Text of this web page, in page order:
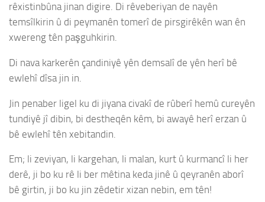
rêxistinbûna jinan digire. Di rêveberiyan de nayên
temsîlkirin û di peymanên tomerî de pirsgirêkên wan ên
xwereng tên paşguhkirin.
Di nava karkerên çandiniyê yên demsalî de yên herî bê
ewlehî dîsa jin in.
Jin penaber ligel ku di jiyana civakî de rûberî hemû cureyên
tundiyê jî dibin, bi destheqên kêm, bi awayê herî erzan û
bê ewlehî tên xebitandin.
Em; li zeviyan, li kargehan, li malan, kurt û kurmancî li her
derê, ji bo ku rê li ber mêtina keda jinê û qeyranên aborî
bê girtin, ji bo ku jin zêdetir xizan nebin, em tên!